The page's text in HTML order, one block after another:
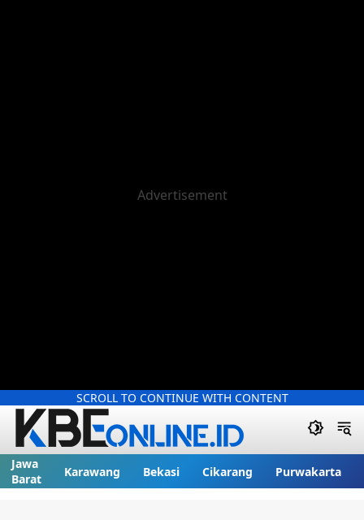
SCROLL TO CONTINUE WITH CONTENT
Jawa
Barat
Karawang Bekasi Cikarang Purwakarta